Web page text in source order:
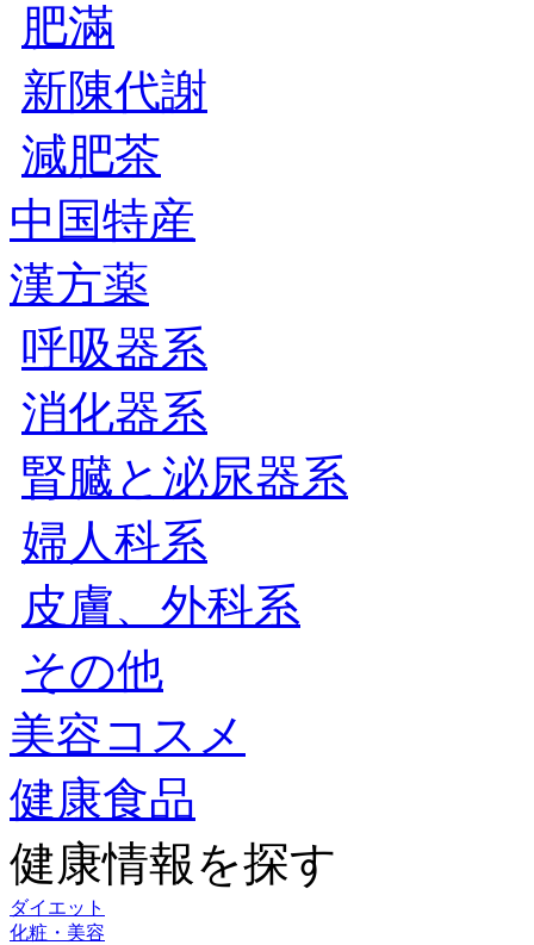
肥滿
新陳代謝
減肥茶
中国特産
漢方薬
呼吸器系
消化器系
腎臓と泌尿器系
婦人科系
皮膚、外科系
その他
美容コスメ
健康食品
健康情報を探す
ダイエット
化粧・美容